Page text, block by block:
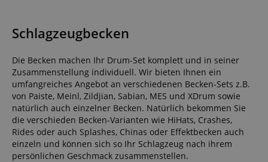
Schlagzeugbecken
Die Becken machen Ihr Drum-Set komplett und in seiner
Zusammenstellung individuell. Wir bieten Ihnen ein
umfangreiches Angebot an verschiedenen Becken-Sets z.B.
von Paiste, Meinl, Zildjian, Sabian, MES und XDrum sowie
natürlich auch einzelner Becken. Natürlich bekommen Sie
die verschieden Becken-Varianten wie HiHats, Crashes,
Rides oder auch Splashes, Chinas oder Effektbecken auch
einzeln und können sich so Ihr Schlagzeug nach ihrem
persönlichen Geschmack zusammenstellen.